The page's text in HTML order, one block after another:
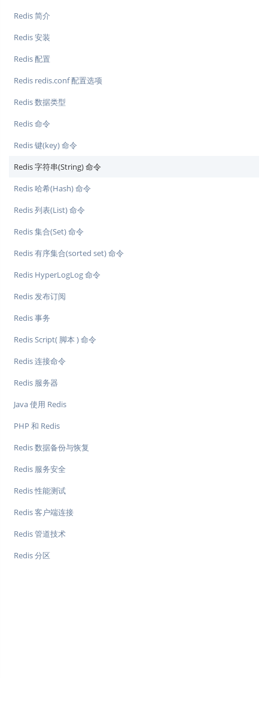
Redis 简介
Redis 安装
Redis 配置
Redis redis.conf 配置选项
Redis 数据类型
Redis 命令
Redis 键(key) 命令
Redis 字符串(String) 命令
Redis 哈希(Hash) 命令
Redis 列表(List) 命令
Redis 集合(Set) 命令
Redis 有序集合(sorted set) 命令
Redis HyperLogLog 命令
Redis 发布订阅
Redis 事务
Redis Script( 脚本 ) 命令
Redis 连接命令
Redis 服务器
Java 使用 Redis
PHP 和 Redis
Redis 数据备份与恢复
Redis 服务安全
Redis 性能测试
Redis 客户端连接
Redis 管道技术
Redis 分区